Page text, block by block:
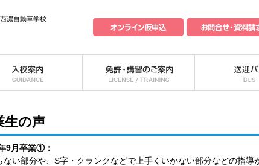
濃自動車学校
生の声
9月卒業①：
ない部分や、S字・クランクなどで上手くいかない部分などの指導